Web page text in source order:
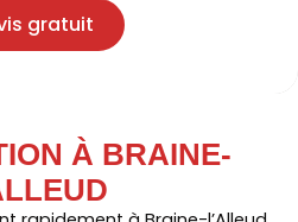
gratuit
À BRAINE-